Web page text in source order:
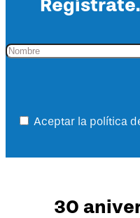
Aceptar la política
30